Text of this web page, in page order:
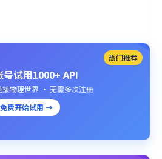
热门推荐
号试用1000+ API
接物理世界 · 无需多次注册
免费开始试用 →